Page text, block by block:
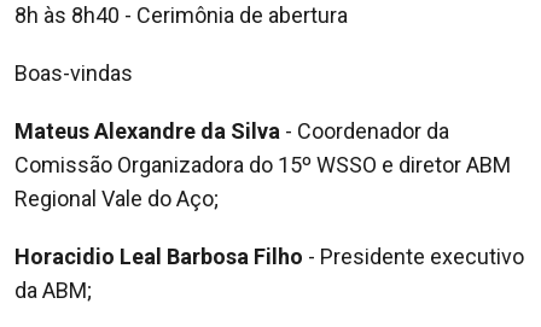
8h às 8h40 - Cerimônia de abertura
Boas-vindas
Mateus Alexandre da Silva - Coordenador da
Comissão Organizadora do 15º WSSO e diretor ABM
Regional Vale do Aço;
Horacidio Leal Barbosa Filho - Presidente executivo
da ABM;